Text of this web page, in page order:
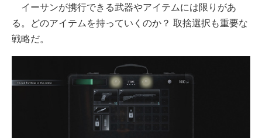
イーサンが携行できる武器やアイテムには限りがあ
る。どのアイテムを持っていくのか？ 取捨選択も重要な
戦略だ。